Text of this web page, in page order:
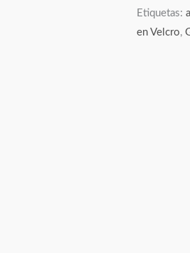
Etiquetas:
en Velcro,